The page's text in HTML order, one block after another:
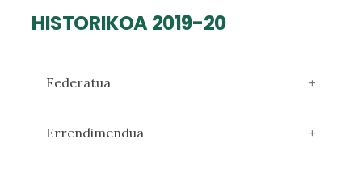
HISTORIKOA 2019-20
Federatua
Errendimendua